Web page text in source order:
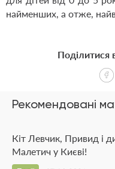
найменших, а отже,
Рекомендовані
Кіт Левчик, Привид і
Малетич у Києві!
Поділитися